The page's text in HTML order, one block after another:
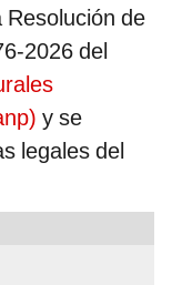
de
2026 del
y se
legales del